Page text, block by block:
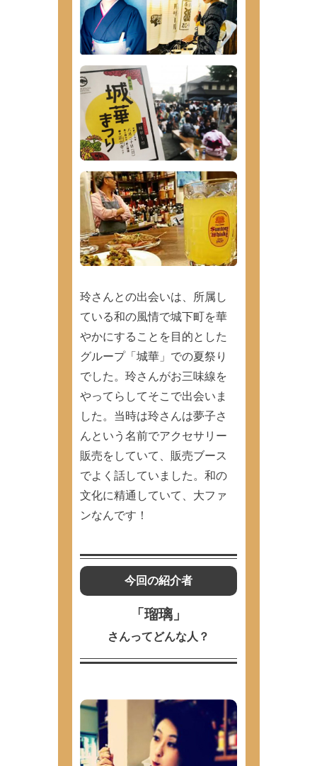
玲さんとの出会いは、所属し
ている和の風情で城下町を華
やかにすることを目的とした
グループ「城華」での夏祭り
でした。玲さんがお三味線を
やってらしてそこで出会いま
した。当時は玲さんは夢子さ
んという名前でアクセサリー
販売をしていて、販売ブース
でよく話していました。和の
文化に精通していて、大ファ
ンなんです！
今回の紹介者
「瑠璃」
さんってどんな人？